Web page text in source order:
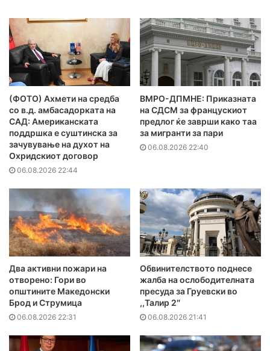
(ФОТО) Ахмети на средба
со в.д. амбасадорката на
САД: Американската
поддршка е суштинска за
зачувување на духот на
Охридскиот договор
06.08.2026 22:44
ВМРО-ДПМНЕ: Приказната
на СДСМ за францускиот
предлог ќе заврши како таа
за мигранти за пари
06.08.2026 22:40
Два активни пожари на
отворено: Гори во
општините Македонски
Брод и Струмица
06.08.2026 22:31
Обвинителството поднесе
жалба на ослободителната
пресуда за Груевски во
,,Талир 2″
06.08.2026 21:41